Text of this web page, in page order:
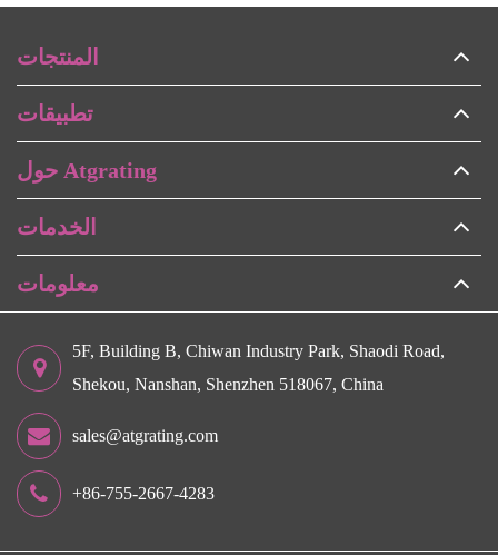
المنتجات
تطبيقات
حول Atgrating
الخدمات
معلومات
5F, Building B, Chiwan Industry Park, Shaodi Road,
Shekou, Nanshan, Shenzhen 518067, China
sales@atgrating.com
+86-755-2667-4283